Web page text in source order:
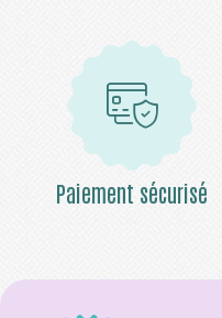
Paiement sécurisé